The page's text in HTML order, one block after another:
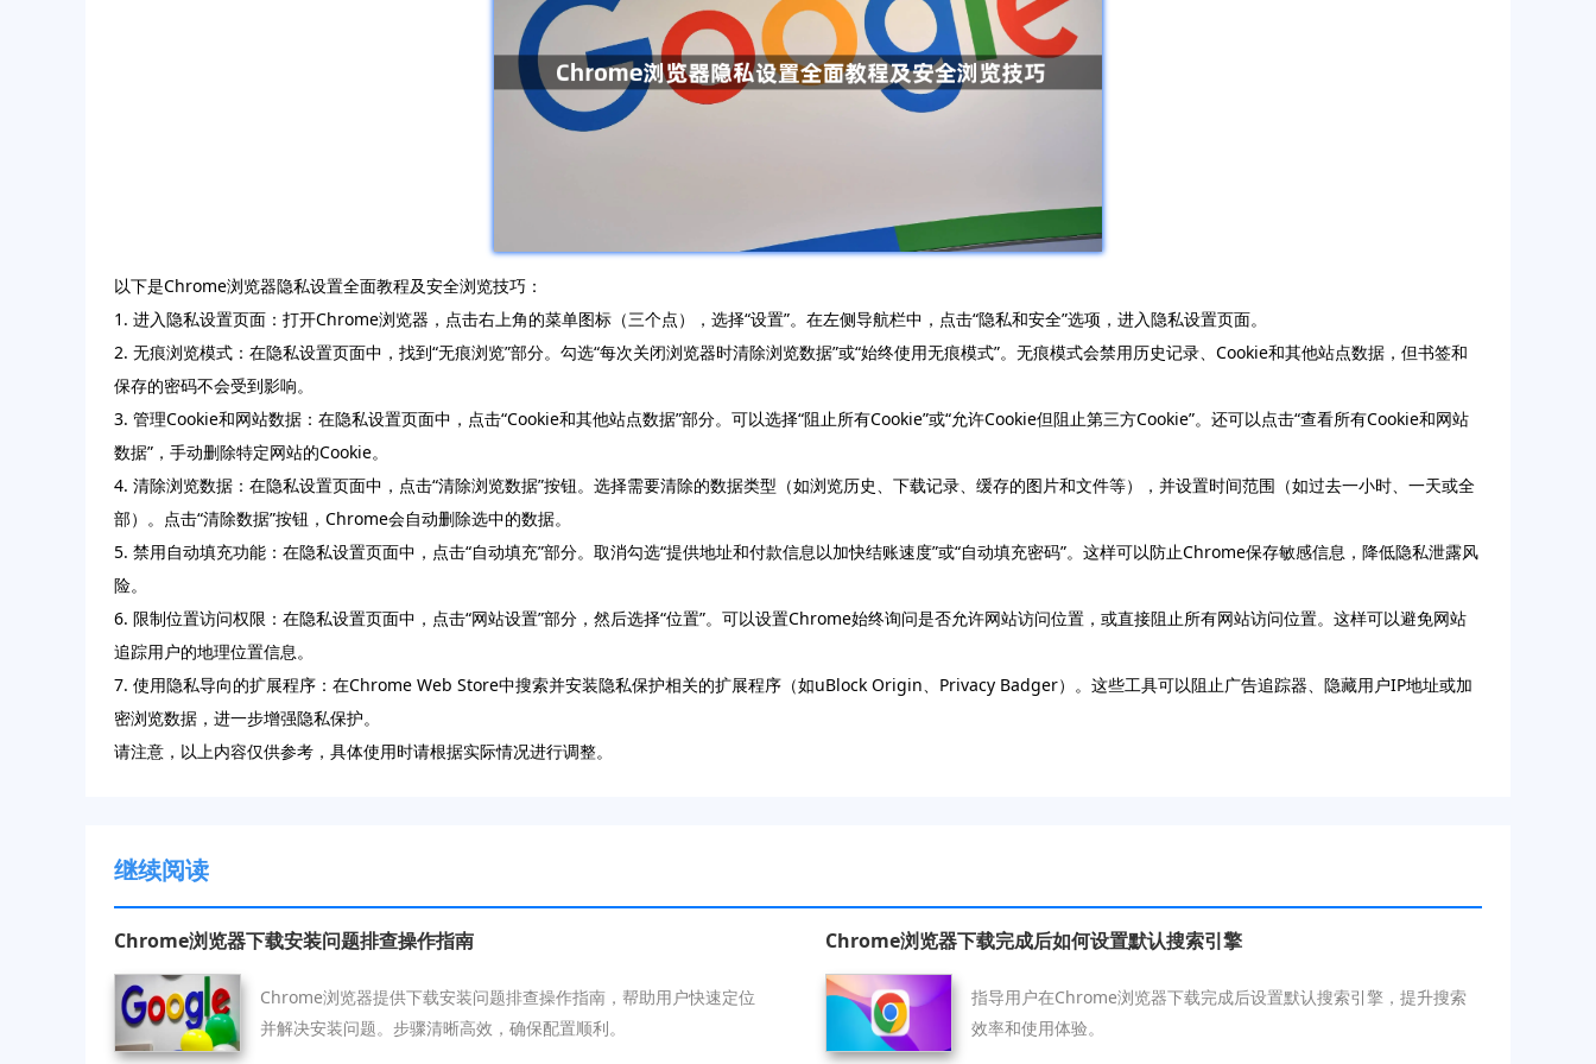
以下是Chrome浏览器隐私设置全面教程及安全浏览技巧：
1. 进入隐私设置页面：打开Chrome浏览器，点击右上角的菜单图标（三个点），选择“设置”。在左侧导航栏中，点击“隐私和安全”选项，进入隐私设置页面。
2. 无痕浏览模式：在隐私设置页面中，找到“无痕浏览”部分。勾选“每次关闭浏览器时清除浏览数据”或“始终使用无痕模式”。无痕模式会禁用历史记录、Cookie和其他站点数据，但书签和
保存的密码不会受到影响。
3. 管理Cookie和网站数据：在隐私设置页面中，点击“Cookie和其他站点数据”部分。可以选择“阻止所有Cookie”或“允许Cookie但阻止第三方Cookie”。还可以点击“查看所有Cookie和网站
数据”，手动删除特定网站的Cookie。
4. 清除浏览数据：在隐私设置页面中，点击“清除浏览数据”按钮。选择需要清除的数据类型（如浏览历史、下载记录、缓存的图片和文件等），并设置时间范围（如过去一小时、一天或全
部）。点击“清除数据”按钮，Chrome会自动删除选中的数据。
5. 禁用自动填充功能：在隐私设置页面中，点击“自动填充”部分。取消勾选“提供地址和付款信息以加快结账速度”或“自动填充密码”。这样可以防止Chrome保存敏感信息，降低隐私泄露风
险。
6. 限制位置访问权限：在隐私设置页面中，点击“网站设置”部分，然后选择“位置”。可以设置Chrome始终询问是否允许网站访问位置，或直接阻止所有网站访问位置。这样可以避免网站
追踪用户的地理位置信息。
7. 使用隐私导向的扩展程序：在Chrome Web Store中搜索并安装隐私保护相关的扩展程序（如uBlock Origin、Privacy Badger）。这些工具可以阻止广告追踪器、隐藏用户IP地址或加
密浏览数据，进一步增强隐私保护。
请注意，以上内容仅供参考，具体使用时请根据实际情况进行调整。
继续阅读
Chrome浏览器下载安装问题排查操作指南
Chrome浏览器提供下载安装问题排查操作指南，帮助用户快速定位
并解决安装问题。步骤清晰高效，确保配置顺利。
Chrome浏览器下载完成后如何设置默认搜索引擎
指导用户在Chrome浏览器下载完成后设置默认搜索引擎，提升搜索
效率和使用体验。